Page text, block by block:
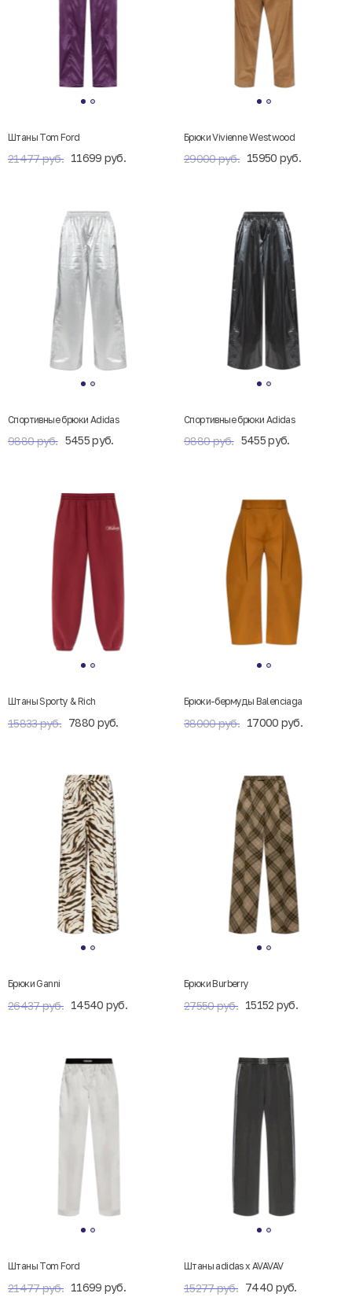
Штаны Tom Ford
21477 руб. 11699 руб.
Брюки Vivienne Westwood
29000 руб. 15950 руб.
Спортивные брюки Adidas
9880 руб. 5455 руб.
Спортивные брюки Adidas
9880 руб. 5455 руб.
Штаны Sporty & Rich
15833 руб. 7880 руб.
Брюки-бермуды Balenciaga
38000 руб. 17000 руб.
Брюки Ganni
26437 руб. 14540 руб.
Брюки Burberry
27550 руб. 15152 руб.
Штаны Tom Ford
21477 руб. 11699 руб.
Штаны adidas x AVAVAV
15277 руб. 7440 руб.